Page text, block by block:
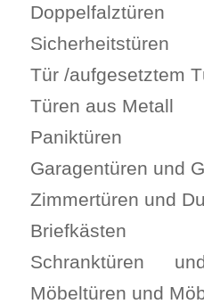
Doppelfalztüren
Sicherheitstüren
Tür /aufgesetztem
Türen aus Metall
Paniktüren
Garagentüren und
Zimmertüren und
Briefkästen
Schranktüren
Möbeltüren und